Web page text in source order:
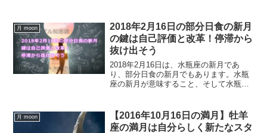
月 moon
2018年2月16日の部分日食の新月
の鍵は自己評価と改革！停滞から
抜け出そう
2018年2月16日は、水瓶座の新月であ
り、部分日食の新月でもあります。水瓶
座の新月が意味すること、そして水瓶座
日食のエネルギーを最大限に活用する方
法をご紹介します。
月 moon
【2016年10月16日の満月】牡羊
座の満月は自分らしく新たなスタ